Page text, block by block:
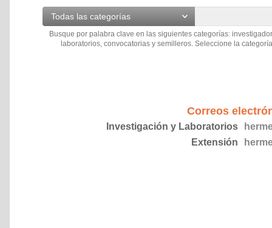
Todas las categorías
Busque por palabra clave en las siguientes categorías:
laboratorios, convocatorias y semilleros. Seleccione la
Correos
Investigación y Laboratorios
Extensión